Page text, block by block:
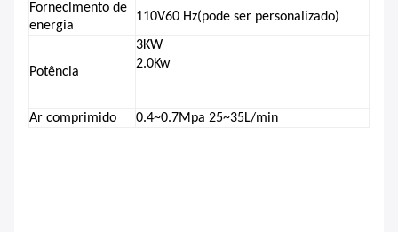
Fornecimento de
energia
110V60 Hz(pode ser personalizado)
Potência
3KW
2.0Kw
Ar comprimido 0.4~0.7Mpa 25~35L/min